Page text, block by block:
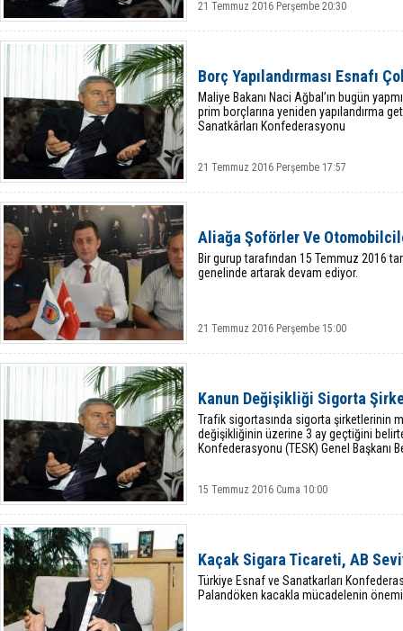
21 Temmuz 2016 Perşembe 20:30
Borç Yapılandırması Esnafı
Maliye Bakanı Naci Ağbal’ın bugün
prim borçlarına yeniden yapılandırma
Sanatkârları Konfederasyonu
21 Temmuz 2016 Perşembe 17:57
Aliağa Şoförler Ve
Bir gurup tarafından 15 Temmuz 2016
genelinde artarak devam ediyor.
21 Temmuz 2016 Perşembe 15:00
Kanun Değişikliği Sigorta
Trafik sigortasında sigorta şirketlerinin
değişikliğinin üzerine 3 ay geçtiğini
Konfederasyonu (TESK) Genel Başkanı
15 Temmuz 2016 Cuma 10:00
Kaçak Sigara Ticareti, AB
Türkiye Esnaf ve Sanatkarları
Palandöken kacakla mücadelenin